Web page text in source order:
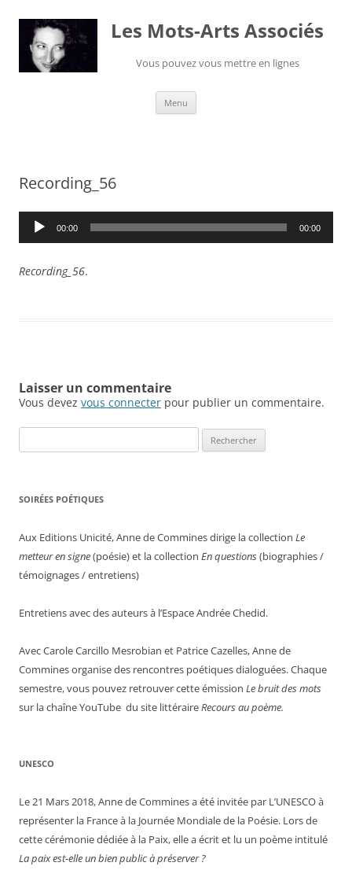
Les Mots-Arts Associés
Vous pouvez vous mettre en lignes
Menu
Recording_56
Lecteur
00:00 00:00
Recording_56.
Laisser un commentaire
Vous devez vous connecter pour publier un commentaire.
SOIRÉES POÉTIQUES
Aux Editions Unicité, Anne de Commines dirige la collection Le
metteur en signe(poésie) et la collection En questions(biographies /
témoignages / entretiens)
Entretiens avec des auteurs à l’Espace Andrée Chedid.
Avec Carole Carcillo Mesrobian et Patrice Cazelles, Anne de
Commines organise des rencontres poétiques dialoguées. Chaque
semestre, vous pouvez retrouver cette émission Le bruit des mots
sur la chaîne YouTube du site littéraireRecours au poème.
UNESCO
Le 21 Mars 2018, Anne de Commines a été invitée par L’UNESCO à
représenter la France à la Journée Mondiale de la Poésie. Lors de
cette cérémonie dédiée à la Paix, elle a écrit et lu un poème intitulé
La paix est-elle un bien public à préserver ?